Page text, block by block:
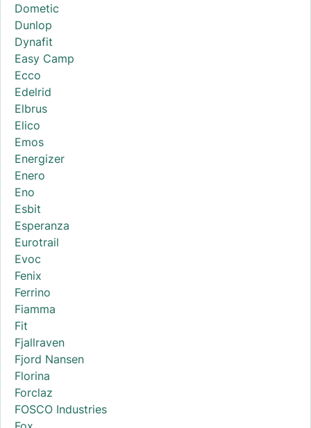
Dometic
Dunlop
Dynafit
Easy Camp
Ecco
Edelrid
Elbrus
Elico
Emos
Energizer
Enero
Eno
Esbit
Esperanza
Eurotrail
Evoc
Fenix
Ferrino
Fiamma
Fit
Fjallraven
Fjord Nansen
Florina
Forclaz
FOSCO Industries